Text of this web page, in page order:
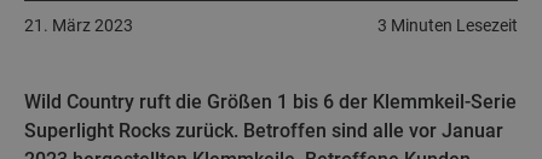
3 Minuten Lesezeit
21. März 2023
Wild Country ruft die Größen 1 bis 6 der Klemmkeil-Serie
Superlight Rocks zurück. Betroffen sind alle vor Januar